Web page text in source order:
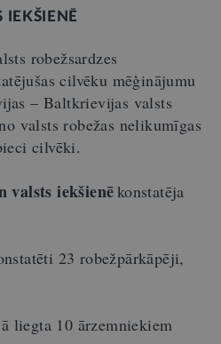
IEKŠIENĒ
robežsardzes
cilvēku mēģinājumu
– Baltkrievijas valsts
valsts robežas nelikumīgas
cilvēki.
valsts iekšienēkonstatēja
23 robežpārkāpēji,
liegta 10 ārzemniekiem